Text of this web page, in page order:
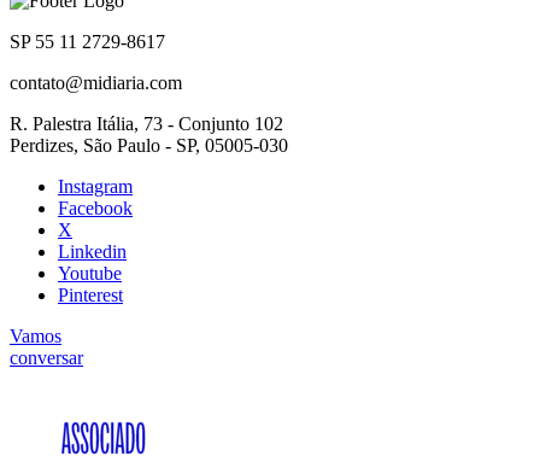
SP 55 11 2729-8617
contato@midiaria.com
R. Palestra Itália, 73 - Conjunto 102
Perdizes, São Paulo - SP, 05005-030
Instagram
Facebook
X
Linkedin
Youtube
Pinterest
Vamos
conversar